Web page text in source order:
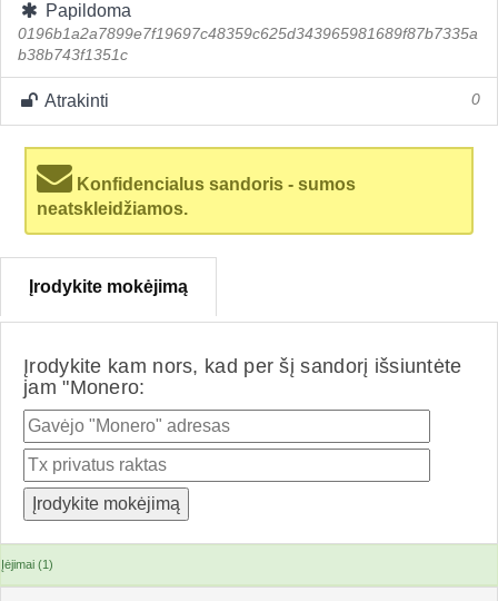
Papildoma
0196b1a2a7899e7f19697c48359c625d343965981689f87b7335a
b38b743f1351c
Atrakinti 0
Konfidencialus sandoris - sumos
neatskleidžiamos.
Įrodykite mokėjimą
Įrodykite kam nors, kad per šį sandorį išsiuntėte
jam "Monero:
Įėjimai (1)